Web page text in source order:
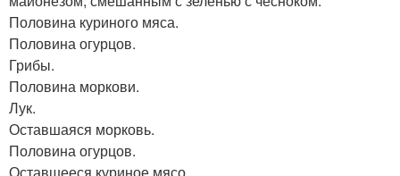
Половина куриного мяса.
Половина огурцов.
Грибы.
Половина моркови.
Лук.
Оставшаяся морковь.
Половина огурцов.